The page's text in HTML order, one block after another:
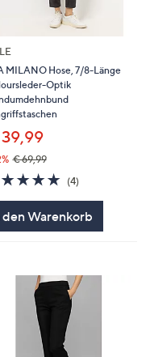
MILANO Hose, 7/8-Länge
Optik
€ 69,99
5.0
von
(4)4
den Warenkorb